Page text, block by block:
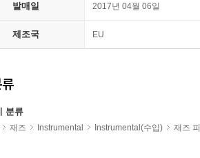
발매일 2017년 04월 06일
제조국 EU
분류
재즈 Instrumental Instrumental(수입) 재즈